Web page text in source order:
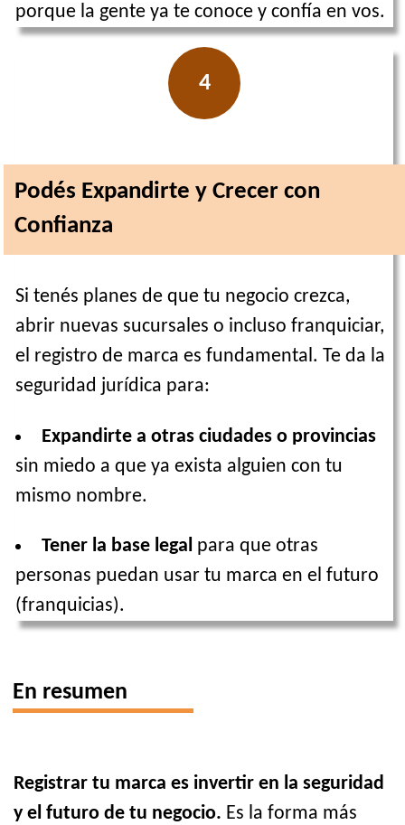
porque la gente ya te conoce y confía en vos.
4
Podés Expandirte y Crecer con
Confianza
Si tenés planes de que tu negocio crezca,
abrir nuevas sucursales o incluso franquiciar,
el registro de marca es fundamental. Te da la
seguridad jurídica para:
Expandirte a otras ciudades o provincias
sin miedo a que ya exista alguien con tu
mismo nombre.
Tener la base legal para que otras
personas puedan usar tu marca en el futuro
(franquicias).
En resumen
Registrar tu marca es invertir en la seguridad
y el futuro de tu negocio. Es la forma más